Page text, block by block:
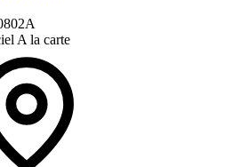
A la carte